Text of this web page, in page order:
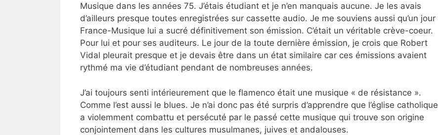
Musique dans les années 75. J’étais étudiant et je n’en manquais aucune. Je les avais
d’ailleurs presque toutes enregistrées sur cassette audio. Je me souviens aussi qu’un jour
France-Musique lui a sucré définitivement son émission. C’était un véritable crève-coeur.
Pour lui et pour ses auditeurs. Le jour de la toute dernière émission, je crois que Robert
Vidal pleurait presque et je devais être dans un état similaire car ces émissions avaient
rythmé ma vie d’étudiant pendant de nombreuses années.
J’ai toujours senti intérieurement que le flamenco était une musique « de résistance ».
Comme l’est aussi le blues. Je n’ai donc pas été surpris d’apprendre que l’église catholique
a violemment combattu et persécuté par le passé cette musique qui trouve son origine
conjointement dans les cultures musulmanes, juives et andalouses.